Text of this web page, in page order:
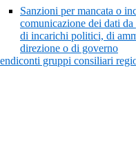
Sanzioni per mancata o
comunicazione dei dati
di incarichi politici, di
direzione o di governo
gruppi consiliari